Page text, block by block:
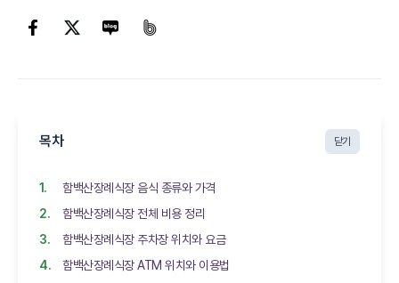
목차 닫기
함백산장례식장 음식 종류와 가격
함백산장례식장 전체 비용 정리
함백산장례식장 주차장 위치와 요금
함백산장례식장 ATM 위치와 이용법